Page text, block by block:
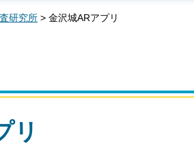
研究所 > 金沢城ARアプリ
リ